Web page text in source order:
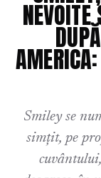
Smiley se
simțit, pe